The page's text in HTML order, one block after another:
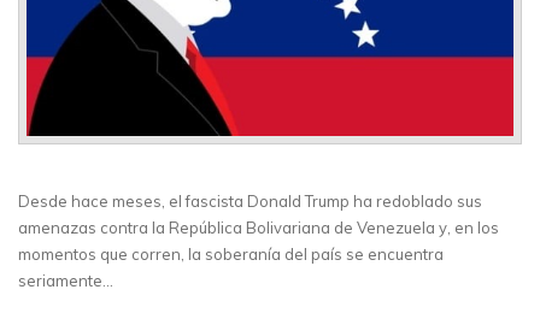
Desde hace meses, el fascista Donald Trump ha redoblado sus
amenazas contra la República Bolivariana de Venezuela y, en los
momentos que corren, la soberanía del país se encuentra
seriamente…